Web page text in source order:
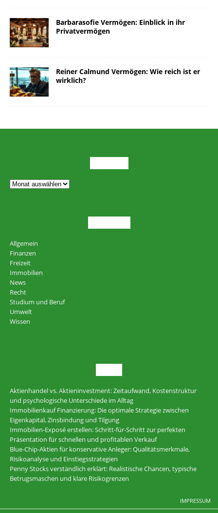
Barbarasofie Vermögen: Einblick in ihr
Privatvermögen
Reiner Calmund Vermögen: Wie reich ist er
wirklich?
Allgemein
Finanzen
Freizeit
Immobilien
News
Recht
Studium und Beruf
Umwelt
Wissen
Aktienhandel vs. Aktieninvestment: Zeitaufwand, Kostenstruktur
und psychologische Unterschiede im Alltag
Immobilienkauf Finanzierung: Die optimale Strategie zwischen
Eigenkapital, Zinsbindung und Tilgung
Immobilien-Exposé erstellen: Schritt-für-Schritt zur perfekten
Präsentation für schnellen und profitablen Verkauf
Blue-Chip-Aktien für konservative Anleger: Qualitätsmerkmale,
Risikoanalyse und Einstiegsstrategien
Penny Stocks verständlich erklärt: Realistische Chancen, typische
Betrugsmaschen und klare Risikogrenzen
IMPRESSUM